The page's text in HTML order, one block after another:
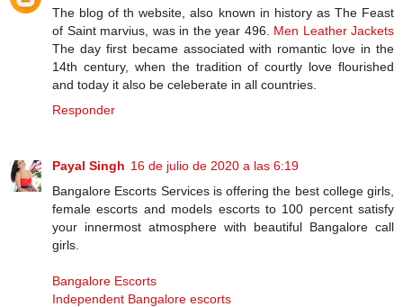
The blog of th website, also known in history as The Feast
of Saint marvius, was in the year 496. Men Leather Jackets
The day first became associated with romantic love in the
14th century, when the tradition of courtly love flourished
and today it also be celeberate in all countries.
Responder
Payal Singh 16 de julio de 2020 a las 6:19
Bangalore Escorts Services is offering the best college girls,
female escorts and models escorts to 100 percent satisfy
your innermost atmosphere with beautiful Bangalore call
girls.
Bangalore Escorts
Independent Bangalore escorts